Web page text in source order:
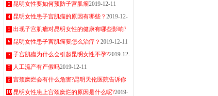
12-11
昆明女性要如何预防子宫肌瘤2019-12-11
昆明女性患子宫肌瘤的原因有哪些？ 2019-12-
11
出现子宫肌瘤对昆明女性的健康有哪些影响?
2019-12-11
昆明女性患子宫肌瘤要怎么治疗？ 2019-12-11
子宫肌瘤为什么会引起昆明女性不孕?2019-12-
11
人工流产有产假吗2019-12-11
宫颈糜烂会有什么危害?昆明天伦医院告诉你
2019-12-11
昆明女性患上宫颈糜烂的原因是什么呢?2019-